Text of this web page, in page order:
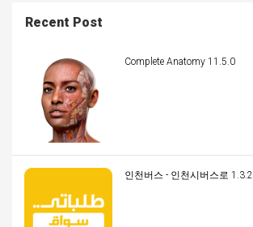
Recent Post
Complete Anatomy 11.5.0
인천버스 - 인천시버스로 1.3.2